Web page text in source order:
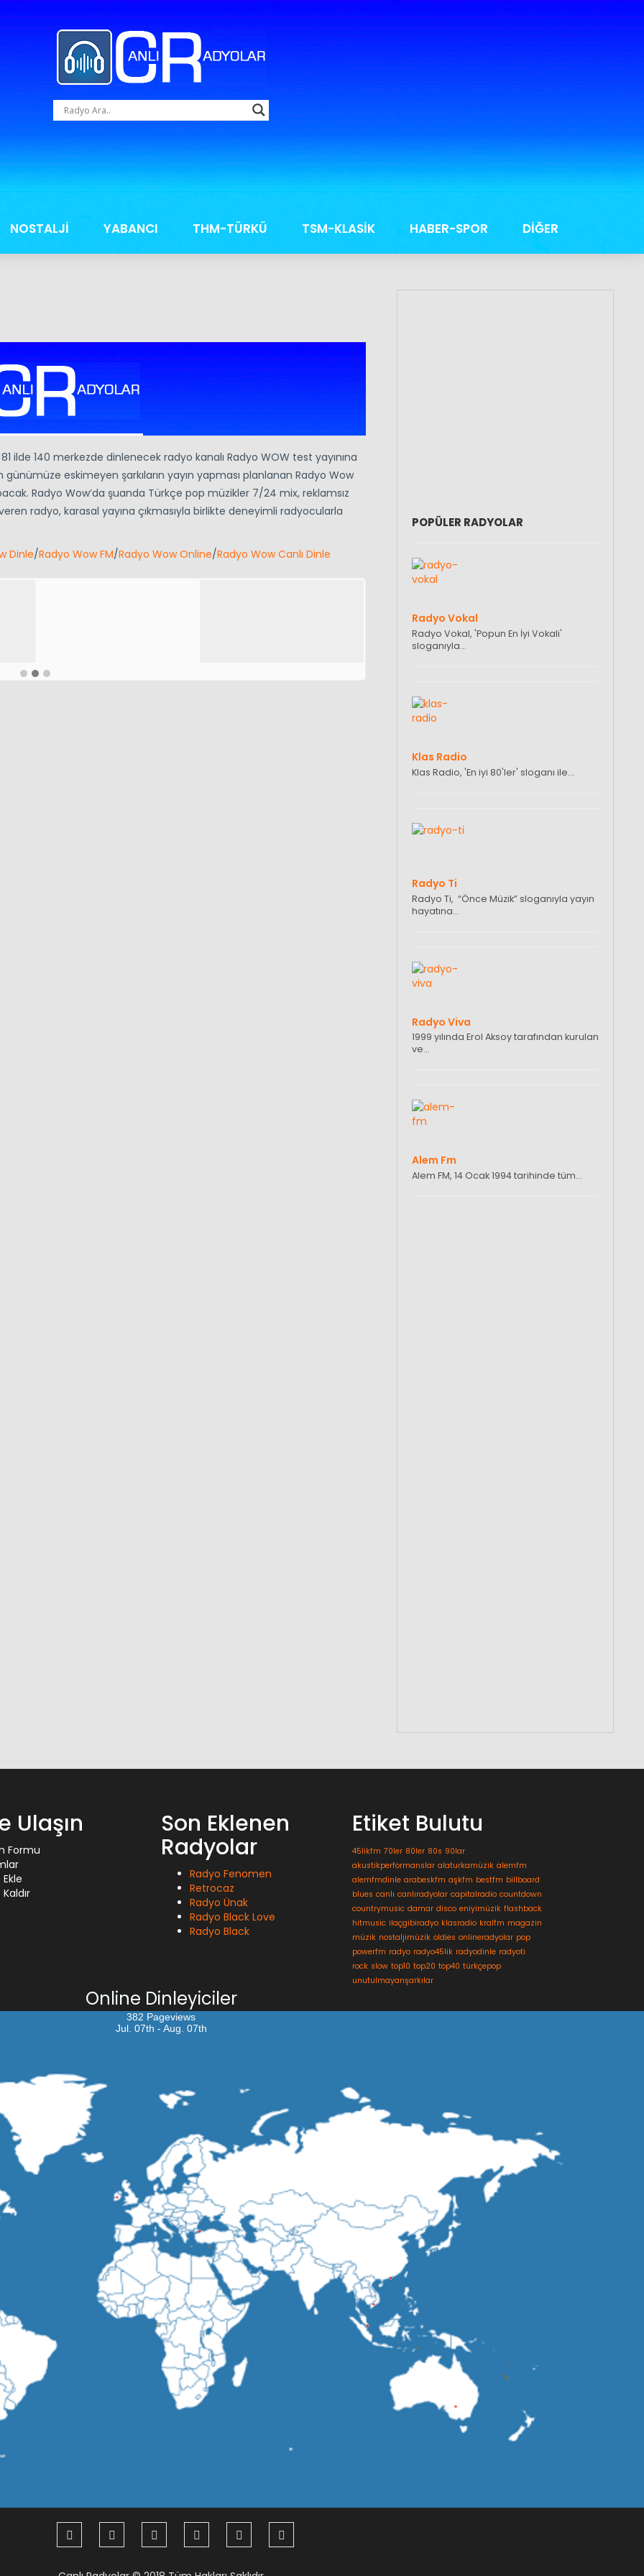
NOSTALJİ YABANCI THM-TÜRKÜ TSM-KLASİK HABER-SPOR DİĞER
ilde 140 merkezde dinlenecek radyo kanalı Radyo WOW test yayınına
günümüze eskimeyen şarkıların yayın yapması planlanan Radyo Wow
Radyo Wow’da şuanda Türkçe pop müzikler 7/24 mix, reklamsız
radyo, karasal yayına çıkmasıyla birlikte deneyimli radyocularla
Dinle/Radyo Wow FM/Radyo Wow Online/Radyo Wow Canlı Dinle
POPÜLER RADYOLAR
Radyo Vokal
Radyo Vokal, 'Popun En İyi Vokali'
sloganıyla…
Klas Radio
Klas Radio, 'En iyi 80'ler' sloganı ile…
Radyo Ti
Radyo Ti, “Önce Müzik” sloganıyla yayın
hayatına…
Radyo Viva
1999 yılında Erol Aksoy tarafından kurulan
ve…
Alem Fm
Alem FM, 14 Ocak 1994 tarihinde tüm…
Ulaşın
Formu
Son Eklenen
Radyolar
Radyo Fenomen
Retrocaz
Radyo Ünak
Radyo Black Love
Radyo Black
Etiket Bulutu
45likfm 70ler 80ler 80s 90lar
akustikperformanslar alaturkamüzik alemfm
alemfmdinle arabeskfm aşkfm bestfm billboard
blues canlı canlıradyolar capitalradio countdown
countrymusic damar disco eniyimüzik flashback
hitmusic ilaçgibiradyo klasradio kralfm magazin
müzik nostaljimüzik oldies onlineradyolar pop
powerfm radyo radyo45lik radyodinle radyoti
rock slow top10 top20 top40 türkçepop
unutulmayanşarkılar
Online Dinleyiciler
382 Pageviews
Jul. 07th - Aug. 07th